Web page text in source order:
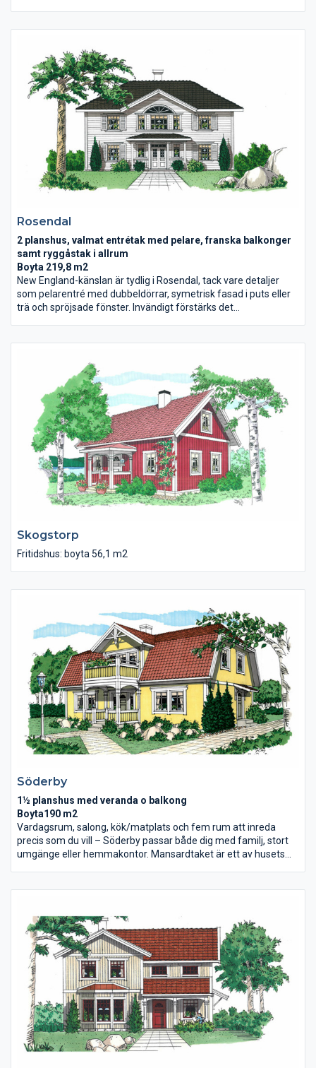
sig själva. Huset passar alla kunder med känsla för kvalitet och
detaljer.
Rosendal
2 planshus, valmat entrétak med pelare, franska balkonger
samt ryggåstak i allrum
Boyta 219,8 m2
New England-känslan är tydlig i Rosendal, tack vare detaljer
som pelarentré med dubbeldörrar, symetrisk fasad i puts eller
trä och spröjsade fönster. Invändigt förstärks det
avdelning med hörnbadkar, dusch och bastu.
Skogstorp
Fritidshus: boyta 56,1 m2
Söderby
1½ planshus med veranda o balkong
Boyta190 m2
Vardagsrum, salong, kök/matplats och fem rum att inreda
precis som du vill – Söderby passar både dig med familj, stort
umgänge eller hemmakontor. Mansardtaket är ett av husets